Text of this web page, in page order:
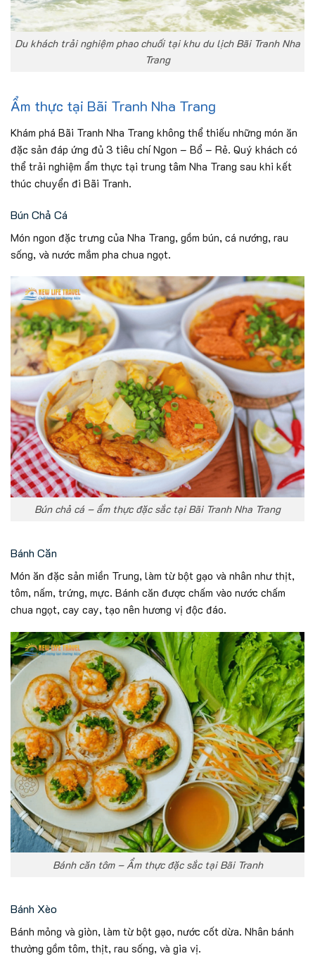
Du khách trải nghiệm phao chuối tại khu du lịch Bãi Tranh Nha
Trang
Ẩm thực tại Bãi Tranh Nha Trang
Khám phá Bãi Tranh Nha Trang không thể thiếu những món ăn
đặc sản đáp ứng đủ 3 tiêu chí Ngon – Bổ – Rẻ. Quý khách có
thể trải nghiệm ẩm thực tại trung tâm Nha Trang sau khi kết
thúc chuyển đi Bãi Tranh.
Bún Chả Cá
Món ngon đặc trưng của Nha Trang, gồm bún, cá nướng, rau
sống, và nước mắm pha chua ngọt.
Bún chả cá – ẩm thực đặc sắc tại Bãi Tranh Nha Trang
Bánh Căn
Món ăn đặc sản miền Trung, làm từ bột gạo và nhân như thịt,
tôm, nấm, trứng, mực. Bánh căn được chấm vào nước chấm
chua ngọt, cay cay, tạo nên hương vị độc đáo.
Bánh căn tôm – Ẩm thực đặc sắc tại Bãi Tranh
Bánh Xèo
Bánh mỏng và giòn, làm từ bột gạo, nước cốt dừa. Nhân bánh
thường gồm tôm, thịt, rau sống, và gia vị.